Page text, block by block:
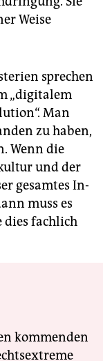
Weise
sprechen
„digitalem
Man
zu haben,
Wenn die
und der
gesamtes In-
muss es
dies fachlich
kommenden